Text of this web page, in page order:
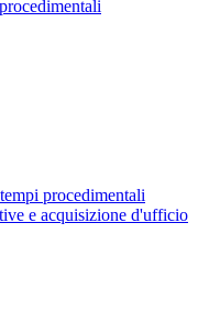
procedimentali
e acquisizione d'ufficio